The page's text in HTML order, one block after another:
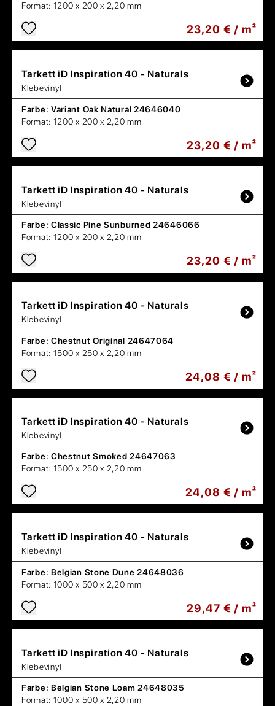
Format: 1200 x 200 x 2,20 mm
23,20 € / m²
Tarkett iD Inspiration 40 - Naturals
Klebevinyl
Farbe: Variant Oak Natural 24646040
Format: 1200 x 200 x 2,20 mm
23,20 € / m²
Tarkett iD Inspiration 40 - Naturals
Klebevinyl
Farbe: Classic Pine Sunburned 24646066
Format: 1200 x 200 x 2,20 mm
23,20 € / m²
Tarkett iD Inspiration 40 - Naturals
Klebevinyl
Farbe: Chestnut Original 24647064
Format: 1500 x 250 x 2,20 mm
24,08 € / m²
Tarkett iD Inspiration 40 - Naturals
Klebevinyl
Farbe: Chestnut Smoked 24647063
Format: 1500 x 250 x 2,20 mm
24,08 € / m²
Tarkett iD Inspiration 40 - Naturals
Klebevinyl
Farbe: Belgian Stone Dune 24648036
Format: 1000 x 500 x 2,20 mm
29,47 € / m²
Tarkett iD Inspiration 40 - Naturals
Klebevinyl
Farbe: Belgian Stone Loam 24648035
Format: 1000 x 500 x 2,20 mm